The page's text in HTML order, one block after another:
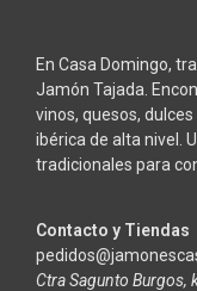
En Casa Domingo,
Jamón Tajada.
vinos, quesos,
ibérica de alta nivel.
tradicionales para
Contacto y Tiendas
Ctra Sagunto Burgos,